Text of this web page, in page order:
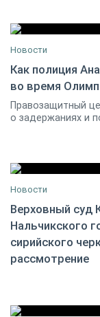
27 февраля 2014
Новости
Как полиция
во время
Правозащитный
о задержаниях и
05 марта 2014
Новости
Верховный суд
Нальчикского
сирийского
рассмотрение